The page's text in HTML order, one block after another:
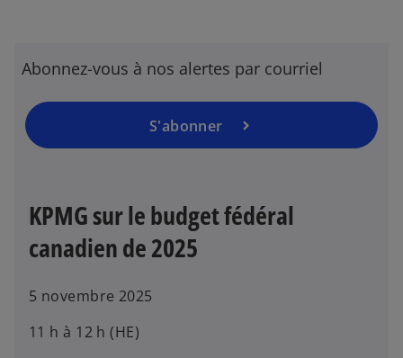
Abonnez-vous à nos alertes par courriel
S'abonner
s
e
KPMG sur le budget fédéral
canadien de 2025
5 novembre 2025
11 h à 12 h (HE)
’
v